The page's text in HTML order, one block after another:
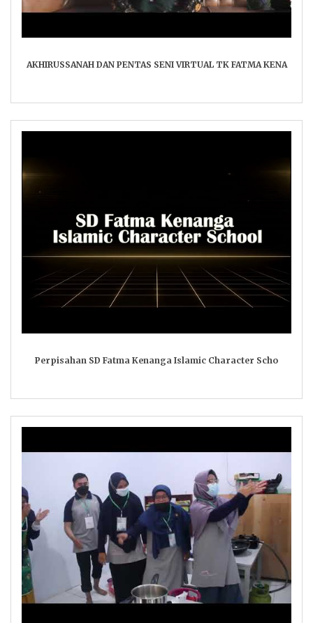
AKHIRUSSANAH DAN PENTAS SENI VIRTUAL TK FATMA KENA
Perpisahan SD Fatma Kenanga Islamic Character Scho